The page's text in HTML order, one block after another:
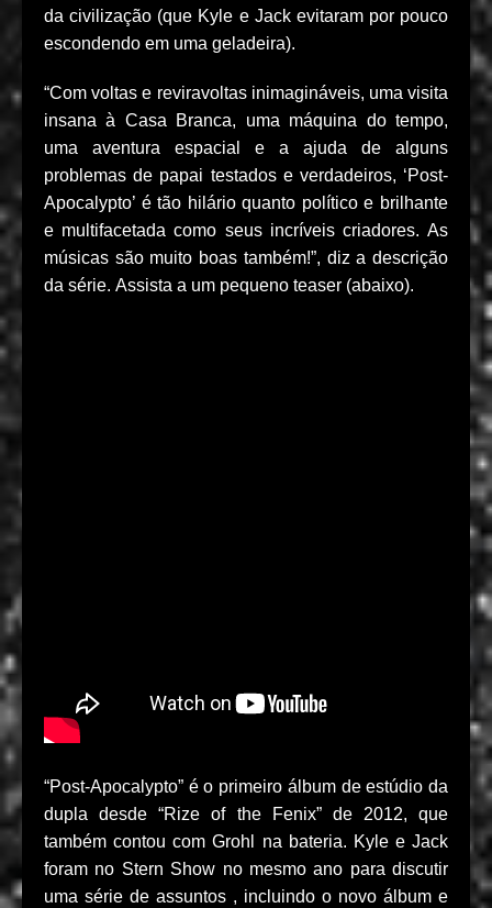
da civilização (que Kyle e Jack evitaram por pouco
escondendo em uma geladeira).
“Com voltas e reviravoltas inimagináveis, uma visita
insana à Casa Branca, uma máquina do tempo,
uma aventura espacial e a ajuda de alguns
problemas de papai testados e verdadeiros, ‘Post-
Apocalypto’ é tão hilário quanto político e brilhante
e multifacetada como seus incríveis criadores. As
músicas são muito boas também!”, diz a descrição
da série. Assista a um pequeno teaser (abaixo).
“Post-Apocalypto” é o primeiro álbum de estúdio da
dupla desde “Rize of the Fenix” de 2012, que
também contou com Grohl na bateria. Kyle e Jack
foram no Stern Show no mesmo ano para discutir
uma série de assuntos , incluindo o novo álbum e